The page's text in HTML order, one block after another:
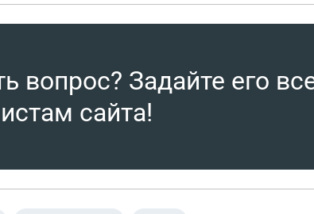
вопрос? Задайте его
сайта!